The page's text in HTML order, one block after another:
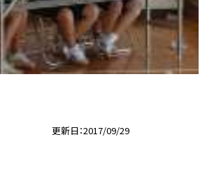
更新日 2017/09/29